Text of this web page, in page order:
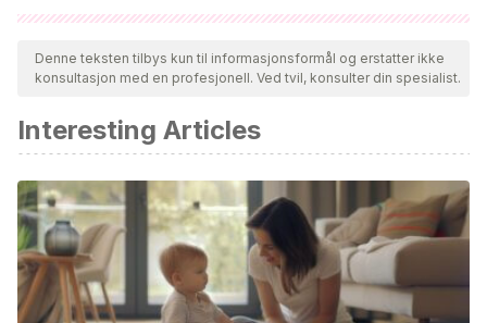
Alle siterte kilder ble grundig gjennomgått av teamet vårt for å
sikre deres kvalitet, pålitelighet, aktualitet og validitet.
Bibliografien i denne artikkelen ble betraktet som pålitelig og
American Academy of Allergy, Asthma and
Immunology; American College of Allergy, Asthma and
Immunology.
Contact dermatitis: a practice parameter. Ann
Allergy Asthma Immunol. 2006 Sep;97(3 Suppl 2):S1-38.
Erratum in: Ann Allergy Asthma Immunol. 2006
Dec;97(6):819. Beltrani, Vincent S [removed]; Bernstein, I
Denne teksten tilbys kun til informasjonsformål og erstatter ikke
konsultasjon med en profesjonell. Ved tvil, konsulter din spesialist.
Interesting Articles